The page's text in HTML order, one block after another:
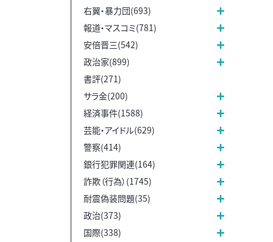
右翼・暴力団(693)
報道・マスコミ(781)
安倍晋三(542)
政治家(899)
書評(271)
サラ金(200)
経済事件(1588)
芸能・アイドル(629)
警察(414)
銀行犯罪関連(164)
詐欺（行為）(1745)
耐震偽装問題(35)
政治(373)
国際(338)